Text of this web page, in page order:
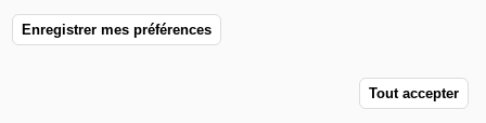
Enregistrer mes préférences
Tout accepter